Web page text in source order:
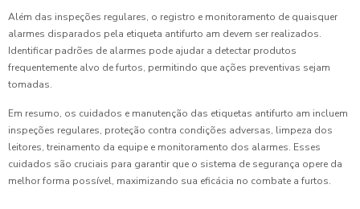
Além das inspeções regulares, o registro e monitoramento de quaisquer
alarmes disparados pela etiqueta antifurto am devem ser realizados.
Identificar padrões de alarmes pode ajudar a detectar produtos
frequentemente alvo de furtos, permitindo que ações preventivas sejam
tomadas.
Em resumo, os cuidados e manutenção das etiquetas antifurto am incluem
inspeções regulares, proteção contra condições adversas, limpeza dos
leitores, treinamento da equipe e monitoramento dos alarmes. Esses
cuidados são cruciais para garantir que o sistema de segurança opere da
melhor forma possível, maximizando sua eficácia no combate a furtos.